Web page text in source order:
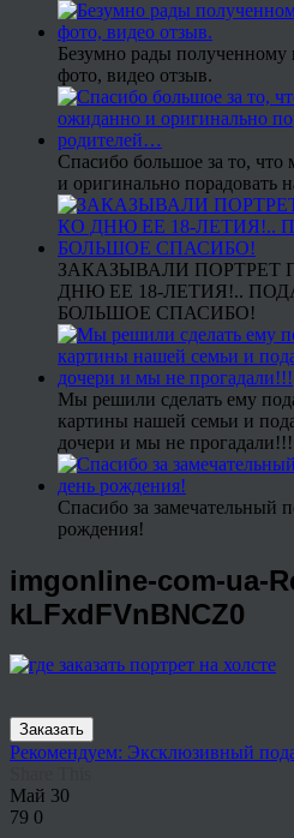
Безумно рады
фото, видео отзыв.
Спасибо большое за то,
и оригинально порадовать
ЗАКАЗЫВАЛИ ПОРТРЕТ
ДНЮ ЕЕ 18-ЛЕТИЯ!..
БОЛЬШОЕ СПАСИБО!
Мы решили сделать ему
картины нашей семьи и
дочери и мы не прогадали!!!
Спасибо за замечательный
рождения!
imgonline-com-ua-
kLFxdFVnBNCZ0
Заказать
Рекомендуем: Эксклюзивный
Май 30
79 0